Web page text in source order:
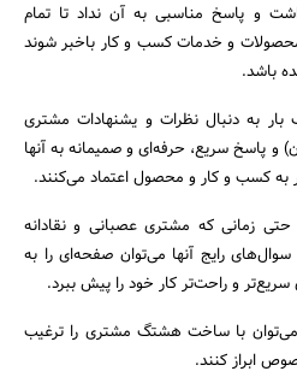
و پاسخ مناسبی به آن نداد تا تمام
و خدمات کسب و کار باخبر شوند
باشد.
به دنبال نظرات و یشنهادات مشتری
پاسخ سریع، حرفه‌ای و صمیمانه به آنها
به کسب و کار و محصول اعتماد می‌کنند.
حتی زمانی که مشتری عصبانی و نقادانه
رایج آنها می‌توان صفحه‌ای را به
و راحت‌تر کار خود را پیش ببرد.
با ساخت هشتگ مشتری را ترغیب
ابراز کنند.